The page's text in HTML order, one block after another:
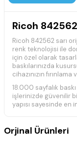
Ricoh
Ricoh 842562 sarı
renk teknolojisi ile
için özel olarak
baskılarınızda
cihazınızın
18.000 sayfalık
işlerinizde güvenilir
yapısı sayesinde
hem verimlilik hem
kullanıcılar için
Orjinal Ürünleri